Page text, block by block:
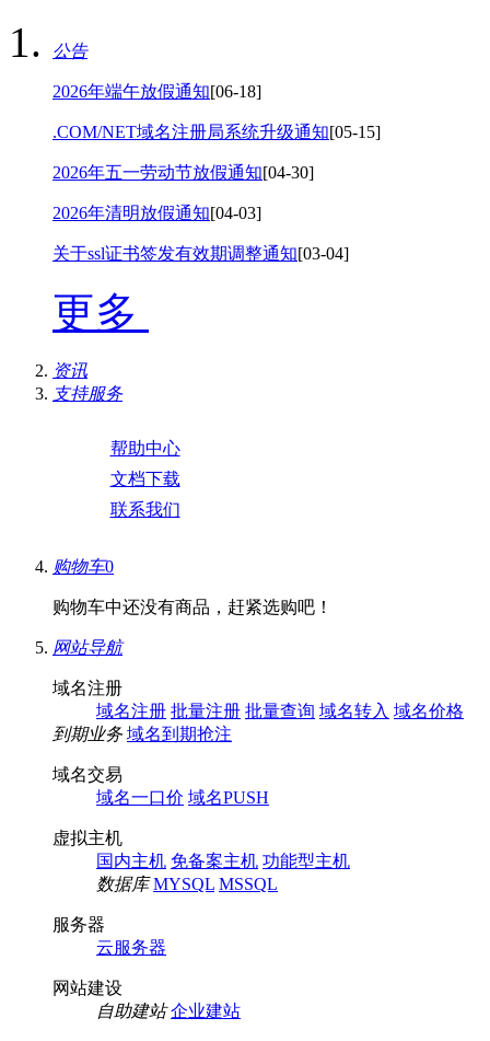
公告
2026年端午放假通知[06-18]
.COM/NET域名注册局系统升级通知[05-15]
2026年五一劳动节放假通知[04-30]
2026年清明放假通知[04-03]
关于ssl证书签发有效期调整通知[03-04]
更多
资讯
支持服务
帮助中心
文档下载
联系我们
购物车0
购物车中还没有商品，赶紧选购吧！
网站导航
域名注册
域名注册 批量注册 批量查询 域名转入 域名价格
到期业务 域名到期抢注
域名交易
域名一口价 域名PUSH
虚拟主机
国内主机 免备案主机 功能型主机
数据库 MYSQL MSSQL
服务器
云服务器
网站建设
自助建站 企业建站